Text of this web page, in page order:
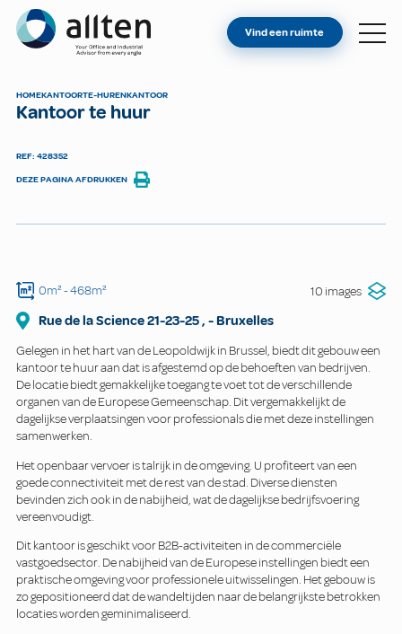
Allten
VIND EEN RUIMTE
Vind een ruimte
HOMEKANTOORTE-HURENKANTOOR
Kantoor te huur
REF: 428352
DEZE PAGINA AFDRUKKEN
0m²- 468m² 10 images
Rue de la Science21-23-25, -Bruxelles
Gelegen in het hart van de Leopoldwijk in Brussel, biedt dit gebouw een
kantoor te huur aan dat is afgestemd op de behoeften van bedrijven.
De locatie biedt gemakkelijke toegang te voet tot de verschillende
organen van de Europese Gemeenschap. Dit vergemakkelijkt de
dagelijkse verplaatsingen voor professionals die met deze instellingen
samenwerken.
Het openbaar vervoer is talrijk in de omgeving. U profiteert van een
goede connectiviteit met de rest van de stad. Diverse diensten
bevinden zich ook in de nabijheid, wat de dagelijkse bedrijfsvoering
vereenvoudigt.
Dit kantoor is geschikt voor B2B-activiteiten in de commerciële
vastgoedsector. De nabijheid van de Europese instellingen biedt een
praktische omgeving voor professionele uitwisselingen. Het gebouw is
zo gepositioneerd dat de wandeltijden naar de belangrijkste betrokken
locaties worden geminimaliseerd.